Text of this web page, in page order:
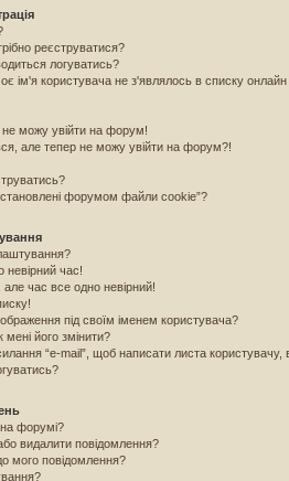
реєструватися?
логуватись?
ім'я користувача не з'являлось в списку онлайн
можу увійти на форум!
але тепер не можу увійти на форум?!
форумом файли cookie”?
невірний час!
час все одно невірний!
під своїм іменем користувача?
його змінити?
“e-mail”, щоб написати листа користувачу,
форумі?
видалити повідомлення?
мого повідомлення?